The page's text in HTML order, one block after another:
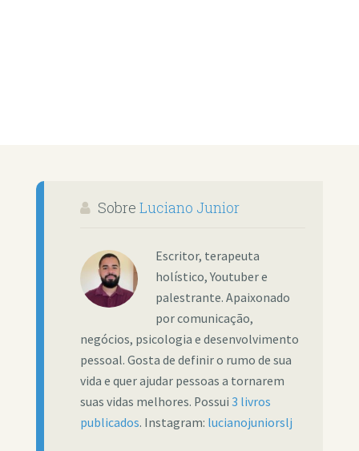
Sobre Luciano Junior
Escritor, terapeuta
holístico, Youtuber e
palestrante. Apaixonado
por comunicação,
negócios, psicologia e desenvolvimento
pessoal. Gosta de definir o rumo de sua
vida e quer ajudar pessoas a tornarem
suas vidas melhores. Possui 3 livros
publicados. Instagram: lucianojuniorslj